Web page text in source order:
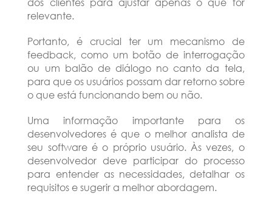
relevante.
Portanto, é crucial ter um mecanismo de
feedback, como um botão de interrogação
ou um balão de diálogo no canto da tela,
para que os usuários possam dar retorno sobre
o que está funcionando bem ou não.
Uma informação importante para os
desenvolvedores é que o melhor analista de
seu software é o próprio usuário. Às vezes, o
desenvolvedor deve participar do processo
para entender as necessidades, detalhar os
requisitos e sugerir a melhor abordagem.